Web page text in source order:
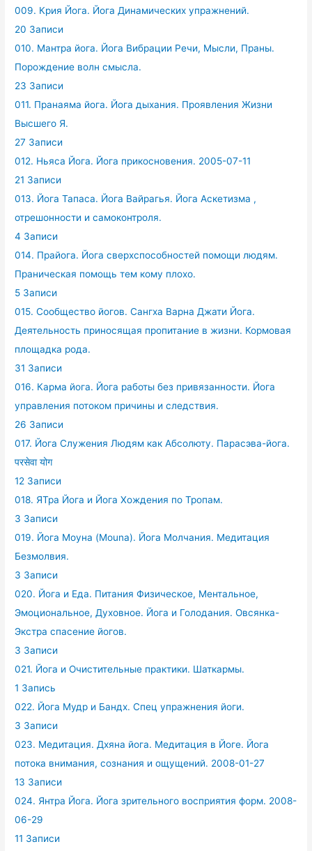
009. Крия Йога. Йога Динамических упражнений.
20 Записи
010. Мантра йога. Йога Вибрации Речи, Мысли, Праны.
Порождение волн смысла.
23 Записи
011. Пранаяма йога. Йога дыхания. Проявления Жизни
Высшего Я.
27 Записи
012. Ньяса Йога. Йога прикосновения. 2005-07-11
21 Записи
013. Йога Тапаса. Йога Вайрагья. Йога Аскетизма ,
отрешонности и самоконтроля.
4 Записи
014. Прайога. Йога сверхспособностей помощи людям.
Праническая помощь тем кому плохо.
5 Записи
015. Сообщество йогов. Сангха Варна Джати Йога.
Деятельность приносящая пропитание в жизни. Кормовая
площадка рода.
31 Записи
016. Карма йога. Йога работы без привязанности. Йога
управления потоком причины и следствия.
26 Записи
017. Йога Служения Людям как Абсолюту. Парасэва-йога.
परसेवा योग
12 Записи
018. ЯТра Йога и Йога Хождения по Тропам.
3 Записи
019. Йога Моуна (Mouna). Йога Молчания. Медитация
Безмолвия.
3 Записи
020. Йога и Еда. Питания Физическое, Ментальное,
Эмоциональное, Духовное. Йога и Голодания. Овсянка-
Экстра спасение йогов.
3 Записи
021. Йога и Очистительные практики. Шаткармы.
1 Запись
022. Йога Мудр и Бандх. Спец упражнения йоги.
3 Записи
023. Медитация. Дхяна йога. Медитация в Йоге. Йога
потока внимания, сознания и ощущений. 2008-01-27
13 Записи
024. Янтра Йога. Йога зрительного восприятия форм. 2008-
06-29
11 Записи